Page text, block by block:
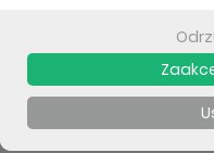
Gwarancja /